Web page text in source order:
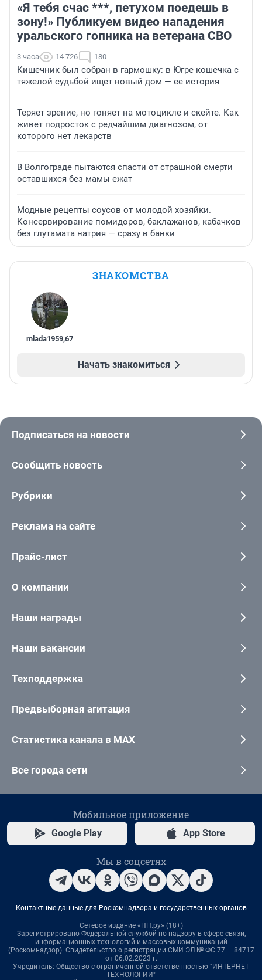
«Я тебя счас ***, петухом поедешь в
зону!» Публикуем видео нападения
уральского гопника на ветерана СВО
3 часа 14 726 180
Кишечник был собран в гармошку: в Югре кошечка с
тяжелой судьбой ищет новый дом — ее история
Теряет зрение, но гоняет на мотоцикле и скейте. Как
живет подросток с редчайшим диагнозом, от
которого нет лекарств
В Волгограде пытаются спасти от страшной смерти
оставшихся без мамы ежат
Модные рецепты соусов от молодой хозяйки.
Консервирование помидоров, баклажанов, кабачков
без глутамата натрия — сразу в банки
ЗНАКОМСТВА
mlada1959,67
Начать знакомиться
Подписаться на новости
Сообщить новость
Рубрики
Реклама на сайте
Прайс-лист
О компании
Наши награды
Наши вакансии
Техподдержка
Предвыборная агитация
Статистика канала в MAX
Все города сети
Мобильное приложение
Google Play App Store
Мы в соцсетях
Контактные данные для Роскомнадзора и государственных органов
Сетевое издание «НН.ру» (18+)
Зарегистрировано Федеральной службой по надзору в сфере связи,
информационных технологий и массовых коммуникаций
(Роскомнадзор). Свидетельство о регистрации СМИ ЭЛ № ФС 77 — 84717
от 06.02.2023 г.
Учредитель: Общество с ограниченной ответственностью "ИНТЕРНЕТ
ТЕХНОЛОГИИ"